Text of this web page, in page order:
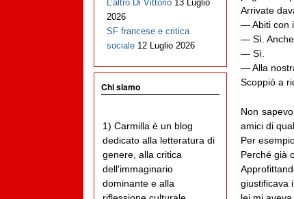
Arrivate
— Abiti con
— Sì.
— Sì.
— Alla
Scoppiò a
Non
amici di
Per
Perché già
giustificava
L’altro Di Vittorio 13 Luglio
2026
SF francese e critica
sociale 12 Luglio 2026
Chi siamo
1) Carmilla è un blog
dedicato alla letteratura di
genere, alla critica
dell'immaginario
dominante e alla